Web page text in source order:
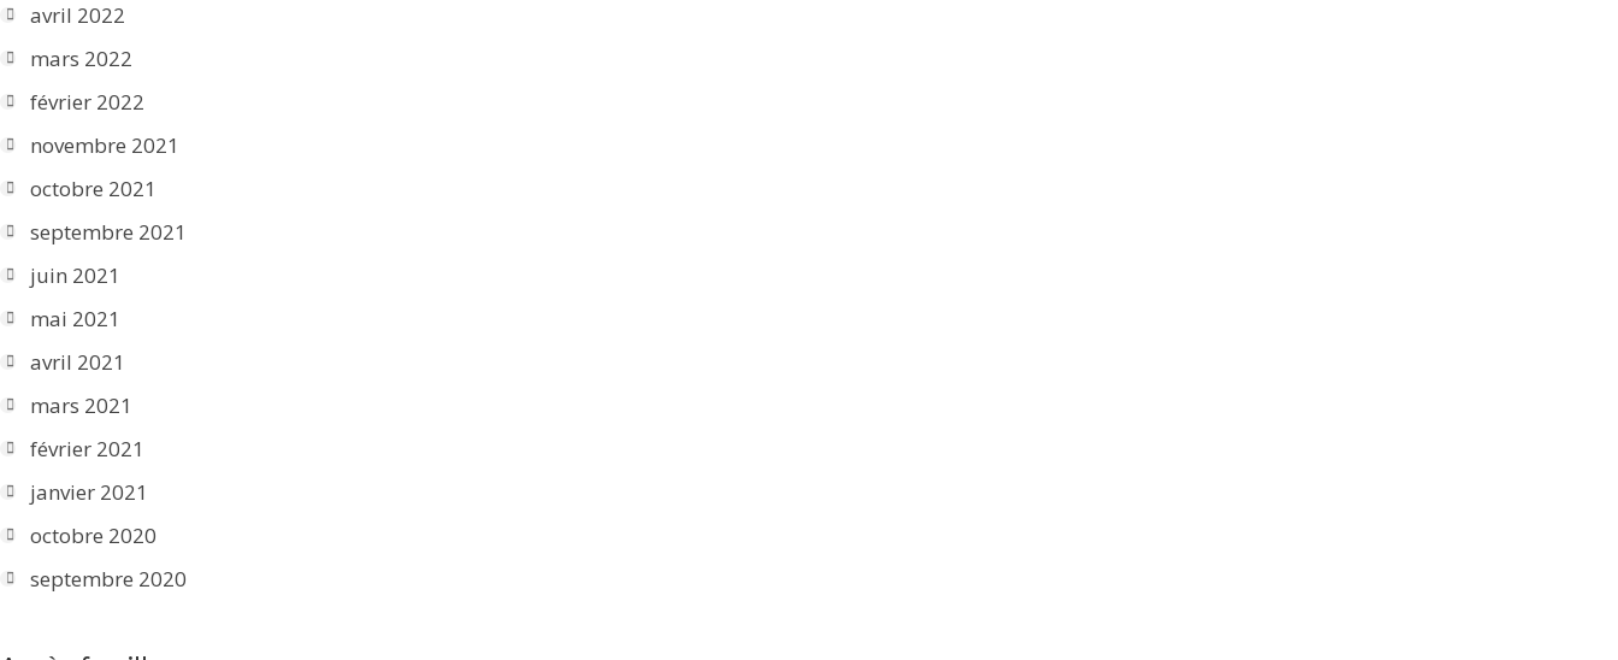
avril 2022
mars 2022
février 2022
novembre 2021
octobre 2021
septembre 2021
juin 2021
mai 2021
avril 2021
mars 2021
février 2021
janvier 2021
octobre 2020
septembre 2020